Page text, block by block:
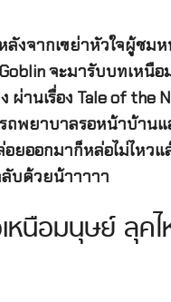
ลังจากเขย่าหัวใจผู้ชม
จะมารับบทเหนื
ผ่านเรื่อง Tale of the
ถพยาบาลรอหน้าบ้านแ
ยออกมาก็หล่อไม่ไหว
บด้วยน้าาาาา
นือมนุษย์ ลุค